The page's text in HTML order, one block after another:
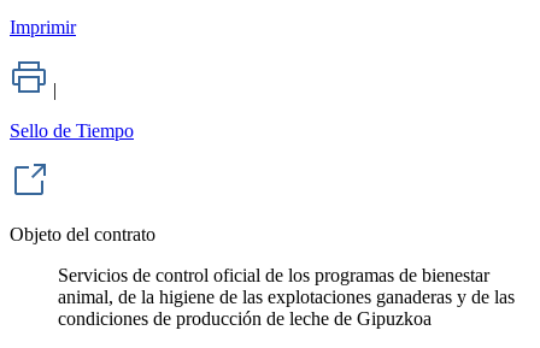
Imprimir
|
Sello de Tiempo
Objeto del contrato
Servicios de control oficial de los programas de bienestar
animal, de la higiene de las explotaciones ganaderas y de las
condiciones de producción de leche de Gipuzkoa